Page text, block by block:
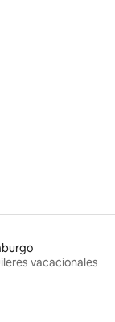
4.94 de 5, 17
vacacionales